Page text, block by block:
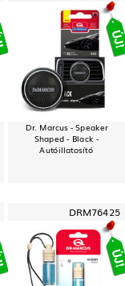
Dr. Marcus - Speaker
Shaped - Black -
Autóillatosító
DRM76425